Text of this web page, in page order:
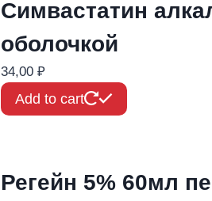
Симвастатин
оболочкой
34,00 ₽
Add to cart
Регейн 5% 60мл